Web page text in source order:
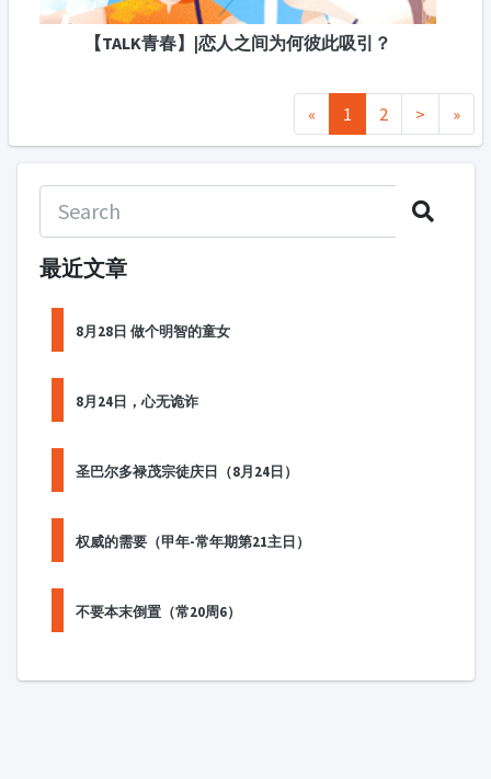
【TALK青春】|恋人之间为何彼此吸引？
« 1 2 > »
最近文章
8月28日 做个明智的童女
8月24日，心无诡诈
圣巴尔多禄茂宗徒庆日（8月24日）
权威的需要（甲年-常年期第21主日）
不要本末倒置（常20周6）